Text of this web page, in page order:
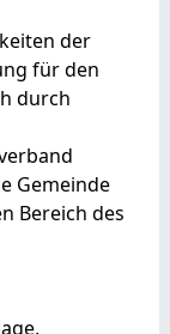
der
für den
durch
Gemeinde
Bereich des